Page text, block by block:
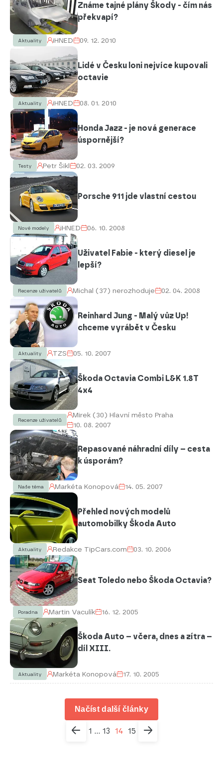
Známe tajné plány Škody - čím nás
překvapí?
Aktuality iHNED 09. 12. 2010
Lidé v Česku loni nejvíce kupovali
octavie
Aktuality iHNED 08. 01. 2010
Honda Jazz - je nová generace
úspornější?
Testy Petr Šikl 02. 03. 2009
Porsche 911 jde vlastní cestou
Nové modely iHNED 06. 10. 2008
Uživatel Fabie - který diesel je
lepší?
Recenze uživatelů Michal (37) nerozhoduje 02. 04. 2008
Reinhard Jung - Malý vůz Up!
chceme vyrábět v Česku
Aktuality TZS 05. 10. 2007
Škoda Octavia Combi L&K 1.8T
4x4
Recenze uživatelů
Mirek (30) Hlavní město Praha
10. 08. 2007
Repasované náhradní díly – cesta
k úsporám?
Naše téma Markéta Konopová 14. 05. 2007
Přehled nových modelů
automobilky Škoda Auto
Aktuality Redakce TipCars.com 03. 10. 2006
Seat Toledo nebo Škoda Octavia?
Poradna Martin Vaculík 16. 12. 2005
Škoda Auto – včera, dnes a zítra –
díl XIII.
Aktuality Markéta Konopová 17. 10. 2005
Načíst další články
1 ... 13 14 15